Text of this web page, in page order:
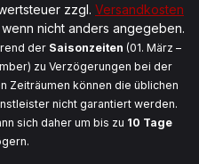
zzgl. Versandkosten
nicht anders angegeben.
der Saisonzeiten (01. März –
zu Verzögerungen bei der
Zeiträumen können die üblichen
nicht garantiert werden.
sich daher um bis zu 10 Tage